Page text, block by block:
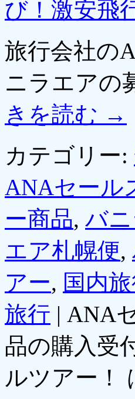
び！激安飛
旅行会社の
ニラエアの
きを読む →
カテゴリー:
ANAセール
ー商品, バ
エア札幌便,
アー, 国内
旅行 | ANA
品の購入受
ルツアー！